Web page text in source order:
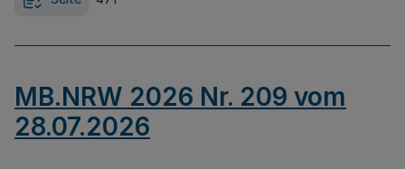
MB.NRW 2026 Nr. 209 vom
28.07.2026